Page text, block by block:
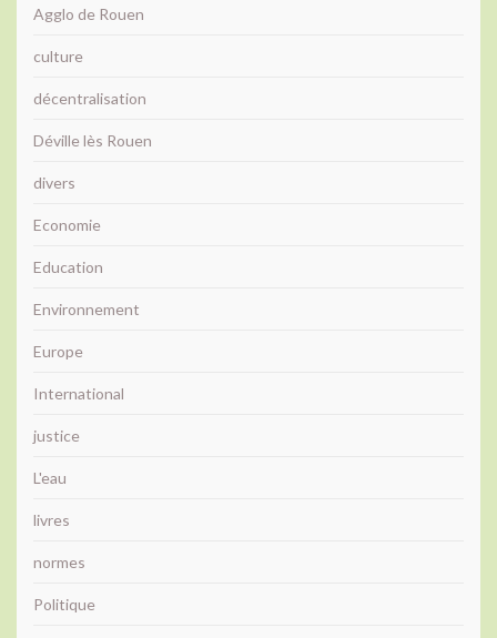
Agglo de Rouen
culture
décentralisation
Déville lès Rouen
divers
Economie
Education
Environnement
Europe
International
justice
L'eau
livres
normes
Politique